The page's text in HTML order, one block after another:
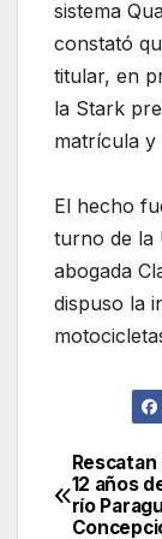
sistema
constató
titular, en
la Stark
matrícula y
El hecho
turno de la
abogada
dispuso la
de
12 años
río